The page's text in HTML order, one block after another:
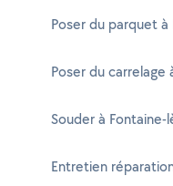
Poser du parquet
Poser du carrelage
Souder à Fontaine-
Entretien